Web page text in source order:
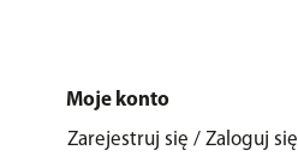
Moje konto
Zarejestruj się / Zaloguj się